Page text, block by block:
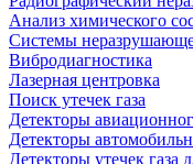
Анализ химического
Системы
Вибродиагностика
Лазерная центровка
Поиск утечек газа
Детекторы
Детекторы
Детекторы утечек газа